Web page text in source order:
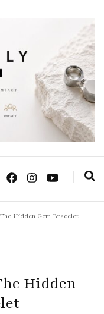
บผู้หญิง จิวเวลรี จันทบุรี
Hidden Gem Bracelet
Hidden